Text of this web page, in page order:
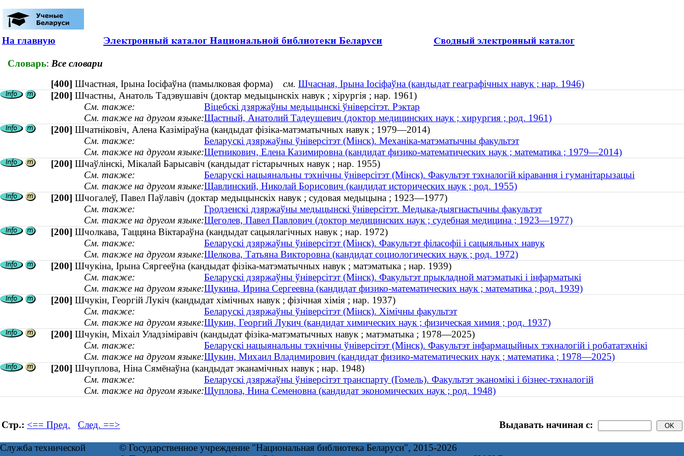
На главную
Словарь: Все словари
[400] Шчастная, Ірына Іосіфаўна (памылковая форма) см. Шчасная, Iрына Iосіфаўна (кандыдат геаграфічных навук ; нар. 1946)
[200] Шчастны, Анатоль Тадэвушавіч (доктар медыцынскіх навук ; хірургія ; нар. 1961)
См. также:
Віцебскі дзяржаўны медыцынскі ўніверсітэт. Рэктар
См. также на другом языке:Щастный, Анатолий Тадеушевич (доктор медицинских наук ; хирургия ; род. 1961)
[200] Шчатніковіч, Алена Казіміраўна (кандыдат фізіка-матэматычных навук ; 1979—2014)
См. также:
Беларускі дзяржаўны ўніверсітэт (Мінск). Механіка-матэматычны факультэт
См. также на другом языке:Щетникович, Елена Казимировна (кандидат физико-математических наук ; математика ; 1979—2014)
[200] Шчаўлінскі, Мікалай Барысавіч (кандыдат гістарычных навук ; нар. 1955)
См. также:
Беларускі нацыянальны тэхнічны ўніверсітэт (Мінск). Факультэт тэхналогій кіравання і гуманітарызацыі
См. также на другом языке:Щавлинский, Николай Борисович (кандидат исторических наук ; род. 1955)
[200] Шчогалеў, Павел Паўлавіч (доктар медыцынскіх навук ; судовая медыцына ; 1923—1977)
См. также:
Гродзенскі дзяржаўны медыцынскі ўніверсітэт. Медыка-дыягнастычны факультэт
См. также на другом языке:Щеголев, Павел Павлович (доктор медицинских наук ; судебная медицина ; 1923—1977)
[200] Шчолкава, Таццяна Віктараўна (кандыдат сацыялагічных навук ; нар. 1972)
См. также:
Беларускі дзяржаўны ўніверсітэт (Мінск). Факультэт філасофіі і сацыяльных навук
См. также на другом языке:Щелкова, Татьяна Викторовна (кандидат социологических наук ; род. 1972)
[200] Шчукiна, Iрына Сяргееўна (кандыдат фізіка-матэматычных навук ; матэматыка ; нар. 1939)
См. также:
Беларускі дзяржаўны ўніверсітэт (Мінск). Факультэт прыкладной матэматыкі і інфарматыкі
См. также на другом языке:Щукина, Ирина Сергеевна (кандидат физико-математических наук ; математика ; род. 1939)
[200] Шчукін, Георгій Лукіч (кандыдат хімічных навук ; фізічная хімія ; нар. 1937)
См. также:
Беларускі дзяржаўны ўніверсітэт (Мінск). Хімічны факультэт
См. также на другом языке:Щукин, Георгий Лукич (кандидат химических наук ; физическая химия ; род. 1937)
[200] Шчукін, Міхаіл Уладзіміравіч (кандыдат фізіка-матэматычных навук ; матэматыка ; 1978—2025)
См. также:
Беларускі нацыянальны тэхнічны ўніверсітэт (Мінск). Факультэт інфармацыйных тэхналогій і робататэхнікі
См. также на другом языке:Щукин, Михаил Владимирович (кандидат физико-математических наук ; математика ; 1978—2025)
[200] Шчуплова, Ніна Сямёнаўна (кандыдат эканамічных навук ; нар. 1948)
См. также:
Беларускі дзяржаўны ўніверсітэт транспарту (Гомель). Факультэт эканомікі і бізнес-тэхналогій
См. также на другом языке:Щуплова, Нина Семеновна (кандидат экономических наук ; род. 1948)
Стр.: <== Пред. След. ==> Выдавать начиная с:
Служба технической
© Государственное учреждение "Национальная библиотека Беларуси", 2015-2026